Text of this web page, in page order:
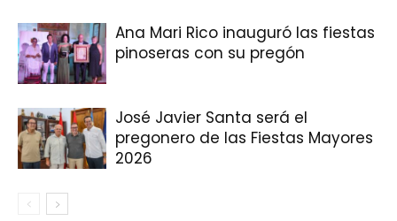
Ana Mari Rico inauguró las fiestas
pinoseras con su pregón
José Javier Santa será el
pregonero de las Fiestas Mayores
2026